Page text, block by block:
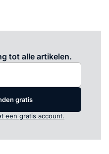
tot alle artikelen.
gratis
een gratis account.